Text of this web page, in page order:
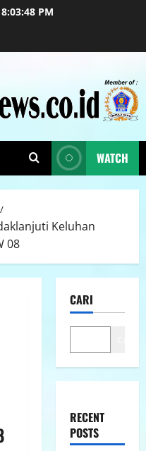
8:03:49 PM
WATCH
Keluhan
08
CARI
RECENT
POSTS